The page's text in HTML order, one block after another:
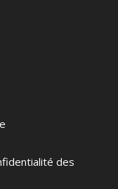
des